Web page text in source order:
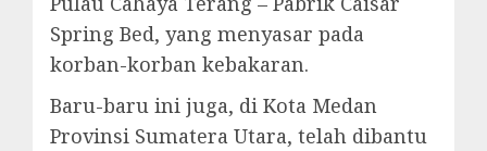
Spring Bed, yang menyasar pada
korban-korban kebakaran.
Baru-baru ini juga, di Kota Medan
Provinsi Sumatera Utara, telah dibantu